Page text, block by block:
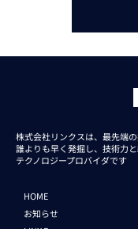
株式会社リンクスは、最先端
誰よりも早く発掘し、技術力
テクノロジープロバイダです
HOME
お知らせ